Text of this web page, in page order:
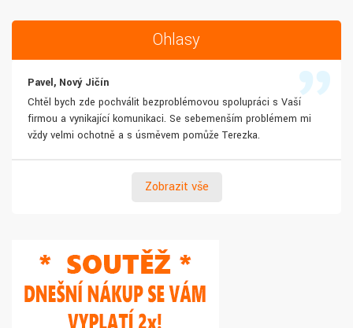
Ohlasy
Pavel, Nový Jičín
Chtěl bych zde pochválit bezproblémovou spolupráci s Vaší
firmou a vynikající komunikaci. Se sebemenším problémem mi
vždy velmi ochotně a s úsměvem pomůže Terezka.
Zobrazit vše